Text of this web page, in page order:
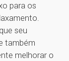
para os
seu
também
melhorar o